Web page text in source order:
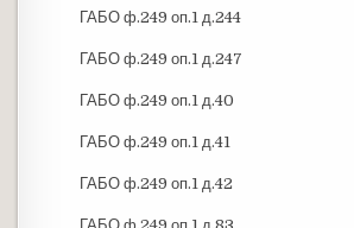
ГАБО ф.249 оп.1 д.244
ГАБО ф.249 оп.1 д.247
ГАБО ф.249 оп.1 д.40
ГАБО ф.249 оп.1 д.41
ГАБО ф.249 оп.1 д.42